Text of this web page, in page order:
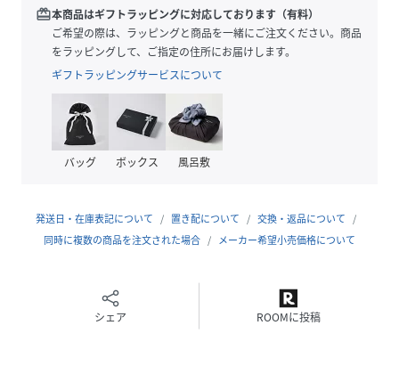
(みんなに選ばれる）
『迷わず選べる、みんなの最適解』がコンセプト。
デザイン・使いやすさ・買いやすさ
すべての「ちょうどいい」を凝縮したシリーズ。
誰もが手に取りやすく、価格以上のクオリティ。
●お取扱い上のご注意●
末永くご愛用頂くために、アテンションタグを必ずご確認の
気になる商品は、お気に入り登録がオススメです！
クーポン情報、入荷情報が、通知されるようになります。
※店頭及び屋外での撮影画像は、光の当たり具合で色味が違
redeem本商品はギフトラッピングに対応しております（有料）
ご希望の際は、ラッピングと商品を一緒にご注文ください。商品
をラッピングして、ご指定の住所にお届けします。
ギフトラッピングサービスについて
バッグ ボックス 風呂敷
発送日・在庫表記について 置き配について
交換・返品について
同時に複数の商品を注文された場合
メーカー希望小売価格について
シェア ROOMに投稿